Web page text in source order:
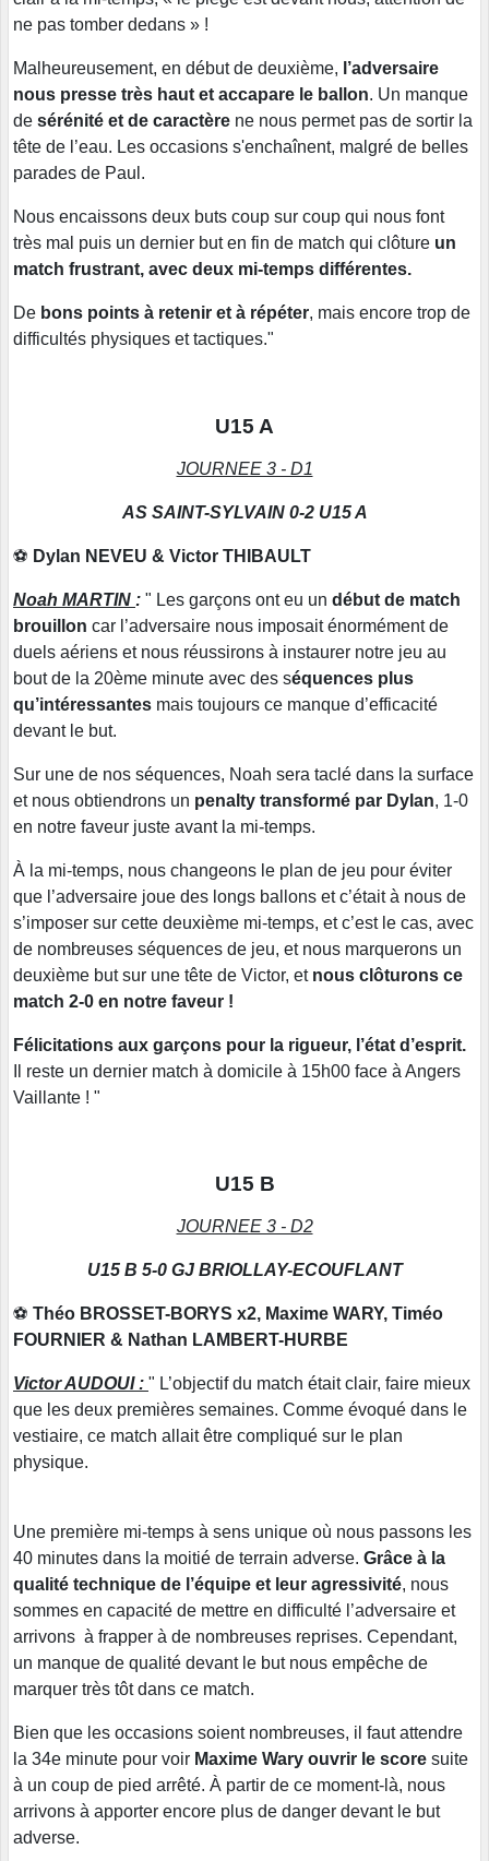
ne pas tomber dedans » !
Malheureusement, en début de deuxième, l’adversaire
nous presse très haut et accapare le ballon. Un manque
de sérénité et de caractère ne nous permet pas de sortir la
tête de l’eau. Les occasions s'enchaînent, malgré de belles
parades de Paul.
Nous encaissons deux buts coup sur coup qui nous font
très mal puis un dernier but en fin de match qui clôture un
match frustrant, avec deux mi-temps différentes.
De bons points à retenir et à répéter, mais encore trop de
difficultés physiques et tactiques."
U15 A
JOURNEE 3 - D1
AS SAINT-SYLVAIN 0-2 U15 A
⚽ Dylan NEVEU & Victor THIBAULT
Noah MARTIN : " Les garçons ont eu un début de match
brouillon car l’adversaire nous imposait énormément de
duels aériens et nous réussirons à instaurer notre jeu au
bout de la 20ème minute avec des séquences plus
qu’intéressantes mais toujours ce manque d’efficacité
devant le but.
Sur une de nos séquences, Noah sera taclé dans la surface
et nous obtiendrons un penalty transformé par Dylan, 1-0
en notre faveur juste avant la mi-temps.
À la mi-temps, nous changeons le plan de jeu pour éviter
que l’adversaire joue des longs ballons et c’était à nous de
s’imposer sur cette deuxième mi-temps, et c’est le cas, avec
de nombreuses séquences de jeu, et nous marquerons un
deuxième but sur une tête de Victor, et nous clôturons ce
match 2-0 en notre faveur !
Félicitations aux garçons pour la rigueur, l’état d’esprit.
Il reste un dernier match à domicile à 15h00 face à Angers
Vaillante ! "
U15 B
JOURNEE 3 - D2
U15 B 5-0 GJ BRIOLLAY-ECOUFLANT
⚽ Théo BROSSET-BORYS x2, Maxime WARY, Timéo
FOURNIER & Nathan LAMBERT-HURBE
Victor AUDOUI : " L’objectif du match était clair, faire mieux
que les deux premières semaines. Comme évoqué dans le
vestiaire, ce match allait être compliqué sur le plan
physique.
Une première mi-temps à sens unique où nous passons les
40 minutes dans la moitié de terrain adverse. Grâce à la
qualité technique de l’équipe et leur agressivité, nous
sommes en capacité de mettre en difficulté l’adversaire et
arrivons à frapper à de nombreuses reprises. Cependant,
un manque de qualité devant le but nous empêche de
marquer très tôt dans ce match.
Bien que les occasions soient nombreuses, il faut attendre
la 34e minute pour voir Maxime Wary ouvrir le score suite
à un coup de pied arrêté. À partir de ce moment-là, nous
arrivons à apporter encore plus de danger devant le but
adverse.